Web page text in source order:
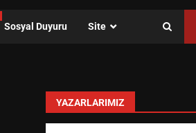
Sosyal Duyuru Site
YAZARLARIMIZ